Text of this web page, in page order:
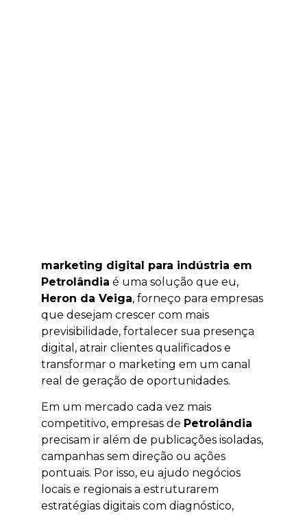
marketing digital para indústria em
Petrolândia é uma solução que eu,
Heron da Veiga, forneço para empresas
que desejam crescer com mais
previsibilidade, fortalecer sua presença
digital, atrair clientes qualificados e
transformar o marketing em um canal
real de geração de oportunidades.
Em um mercado cada vez mais
competitivo, empresas de Petrolândia
precisam ir além de publicações isoladas,
campanhas sem direção ou ações
pontuais. Por isso, eu ajudo negócios
locais e regionais a estruturarem
estratégias digitais com diagnóstico,